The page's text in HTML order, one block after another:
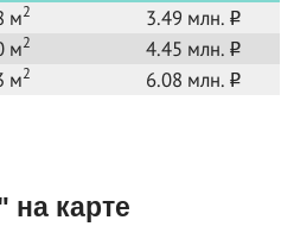
м2 3.49 млн. o
м2 4.45 млн. o
м2 6.08 млн. o
карте